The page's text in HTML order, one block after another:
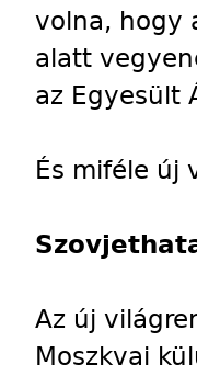
volna, hogy
alatt
az Egyesült
És miféle új
Az új
Moszkvai